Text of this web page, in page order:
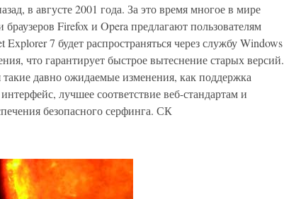
в августе 2001 года. За это время многое в мире
Firefox и Opera предлагают пользователям
7 будет распространяться через службу Windows
что гарантирует быстрое вытеснение старых версий.
давно ожидаемые изменения, как поддержка
лучшее соответствие веб-стандартам и
безопасного серфинга. СК